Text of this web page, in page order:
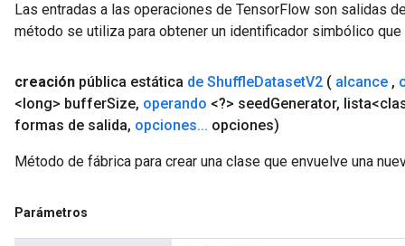
Las entradas a las operaciones de TensorFlow son salidas
método se utiliza para obtener un identificador simbólico
creación pública estática de ShuffleDatasetV2 ( alcance ,
<long> bufferSize, operando <?> seedGenerator,
formas de salida, opciones... opciones)
Método de fábrica para crear una clase que envuelve una
Parámetros